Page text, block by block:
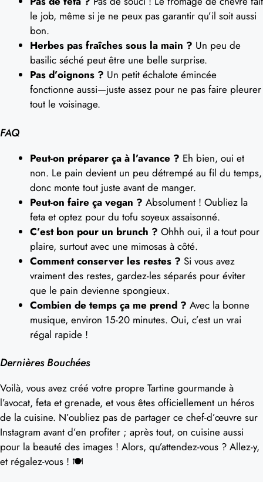
le job, même si je ne peux pas garantir qu’il soit aussi
bon.
Herbes pas fraîches sous la main ? Un peu de
basilic séché peut être une belle surprise.
Pas d’oignons ? Un petit échalote émincée
fonctionne aussi—juste assez pour ne pas faire pleurer
tout le voisinage.
FAQ
Peut-on préparer ça à l’avance ? Eh bien, oui et
non. Le pain devient un peu détrempé au fil du temps,
donc monte tout juste avant de manger.
Peut-on faire ça vegan ? Absolument ! Oubliez la
feta et optez pour du tofu soyeux assaisonné.
C’est bon pour un brunch ? Ohhh oui, il a tout pour
plaire, surtout avec une mimosas à côté.
Comment conserver les restes ? Si vous avez
vraiment des restes, gardez-les séparés pour éviter
que le pain devienne spongieux.
Combien de temps ça me prend ? Avec la bonne
musique, environ 15-20 minutes. Oui, c’est un vrai
régal rapide !
Dernières Bouchées
Voilà, vous avez créé votre propre Tartine gourmande à
l’avocat, feta et grenade, et vous êtes officiellement un héros
de la cuisine. N’oubliez pas de partager ce chef-d’œuvre sur
Instagram avant d’en profiter ; après tout, on cuisine aussi
pour la beauté des images ! Alors, qu’attendez-vous ? Allez-y,
et régalez-vous ! 🍽️